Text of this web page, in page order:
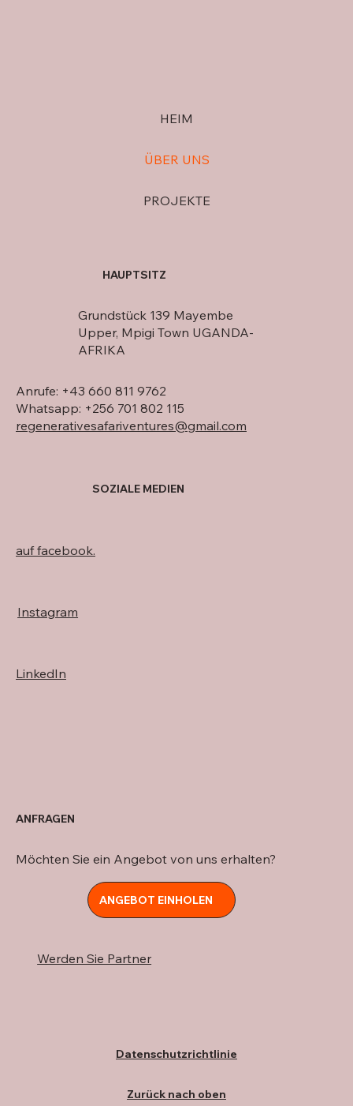
HEIM
ÜBER UNS
PROJEKTE
HAUPTSITZ
Grundstück 139 Mayembe
Upper, Mpigi Town UGANDA-
AFRIKA
Anrufe: +43 660 811 9762
Whatsapp: +256 701 802 115
regenerativesafariventures@gmail.com
SOZIALE MEDIEN
auf facebook.
Instagram
LinkedIn
ANFRAGEN
Möchten Sie ein Angebot von uns erhalten?
ANGEBOT EINHOLEN
Werden Sie Partner
Datenschutzrichtlinie
Zurück nach oben